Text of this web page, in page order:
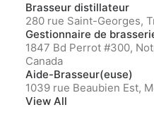
Brasseur distillateur
280 rue Saint-Georges,
Gestionnaire de
1847 Bd Perrot #300,
Canada
Aide-Brasseur(euse)
1039 rue Beaubien Est,
View All